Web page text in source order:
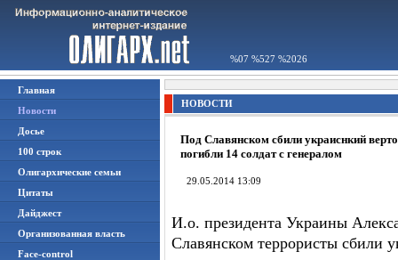
%07 %527 %2026
Главная
Новости
Досье
100 строк
Олигархические семьи
Цитаты
Дайджест
Организованная власть
Face-control
НОВОСТИ
Под Славянском сбили украиснкий
погибли 14 солдат с генералом
29.05.2014 13:09
И.о. президента Украины
Славянском террористы сбили